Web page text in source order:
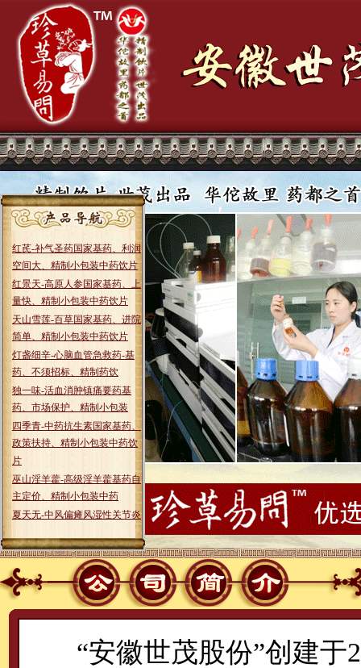
“安徽世茂股份”创建于
红芪-补气圣药国家基药、利润
空间大、精制小包装中药饮片
红景天-高原人参国家基药、上
量快、精制小包装中药饮片
天山雪莲-百草国家基药、进院
简单、精制小包装中药饮片
灯盏细辛-心脑血管急救药-基
药、不须招标、精制药饮
独一味-活血消肿镇痛要药基
药、市场保护、精制小包装
四季青-中药抗生素国家基药、
政策扶持、精制小包装中药饮
片
巫山淫羊藿-高级淫羊藿基药自
主定价、精制小包装中药
夏天无-中风偏瘫风湿性关节炎
青叶胆-肝炎草-基药、医保农
保、精制小包装中药饮片
山香圆叶-咽喉肿痛要药-基药不
占药占比、精制小包装
花伶系列精美花草茶
普通小包装中药饮片
沙棘-胃炎、溃疡克星烧烫伤奇